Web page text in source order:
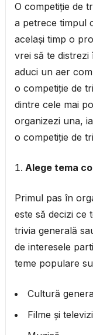
O competiție de
a petrece timpul
același timp o
vrei să te distrezi
aduci un aer
o competiție de
dintre cele mai
organizezi una,
o competiție de
Alege tema
Primul pas în
este să decizi ce
trivia generală
de interesele
teme populare
Cultură
Filme și